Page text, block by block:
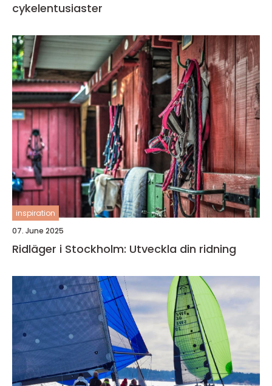
cykelentusiaster
inspiration
07. June 2025
Ridläger i Stockholm: Utveckla din ridning